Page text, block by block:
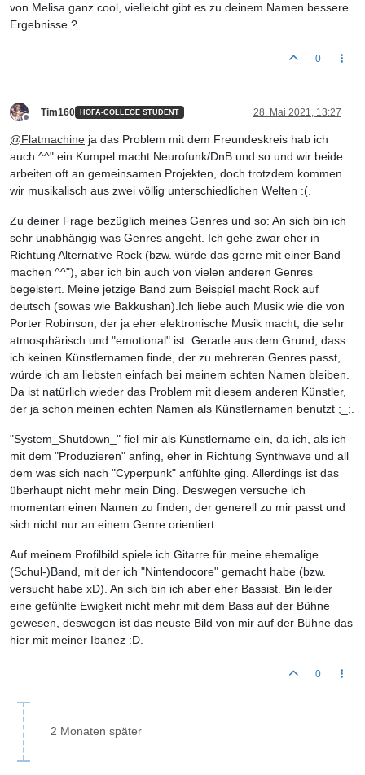
von Melisa ganz cool, vielleicht gibt es zu deinem Namen bessere
Ergebnisse ?
0
Tim160 HOFA-COLLEGE STUDENT 28. Mai 2021, 13:27
@Flatmachine ja das Problem mit dem Freundeskreis hab ich
auch ^^" ein Kumpel macht Neurofunk/DnB und so und wir beide
arbeiten oft an gemeinsamen Projekten, doch trotzdem kommen
wir musikalisch aus zwei völlig unterschiedlichen Welten :(.
Zu deiner Frage bezüglich meines Genres und so: An sich bin ich
sehr unabhängig was Genres angeht. Ich gehe zwar eher in
Richtung Alternative Rock (bzw. würde das gerne mit einer Band
machen ^^"), aber ich bin auch von vielen anderen Genres
begeistert. Meine jetzige Band zum Beispiel macht Rock auf
deutsch (sowas wie Bakkushan).Ich liebe auch Musik wie die von
Porter Robinson, der ja eher elektronische Musik macht, die sehr
atmosphärisch und "emotional" ist. Gerade aus dem Grund, dass
ich keinen Künstlernamen finde, der zu mehreren Genres passt,
würde ich am liebsten einfach bei meinem echten Namen bleiben.
Da ist natürlich wieder das Problem mit diesem anderen Künstler,
der ja schon meinen echten Namen als Künstlernamen benutzt ;_;.
"System_Shutdown_" fiel mir als Künstlername ein, da ich, als ich
mit dem "Produzieren" anfing, eher in Richtung Synthwave und all
dem was sich nach "Cyperpunk" anfühlte ging. Allerdings ist das
überhaupt nicht mehr mein Ding. Deswegen versuche ich
momentan einen Namen zu finden, der generell zu mir passt und
sich nicht nur an einem Genre orientiert.
Auf meinem Profilbild spiele ich Gitarre für meine ehemalige
(Schul-)Band, mit der ich "Nintendocore" gemacht habe (bzw.
versucht habe xD). An sich bin ich aber eher Bassist. Bin leider
eine gefühlte Ewigkeit nicht mehr mit dem Bass auf der Bühne
gewesen, deswegen ist das neuste Bild von mir auf der Bühne das
hier mit meiner Ibanez :D.
0
2 Monaten später